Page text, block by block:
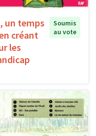
un temps
créant
les
Soumis
au vote